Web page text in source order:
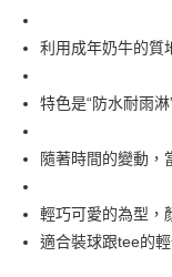
每筆NT$60
7-11取貨付款
每筆NT$60
付款後7-11取貨
每筆NT$60
宅配
每筆NT$60
利用成年奶牛的質
特色是“防水耐雨
隨著時間的變動，
輕巧可愛的為型，
適合裝球跟tee的